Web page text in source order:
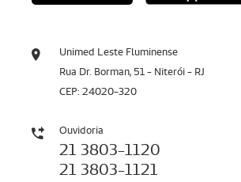
Unimed Leste Fluminense
Rua Dr. Borman, 51 - Niterói - RJ
CEP: 24020-320
Ouvidoria
21 3803-1120
21 3803-1121